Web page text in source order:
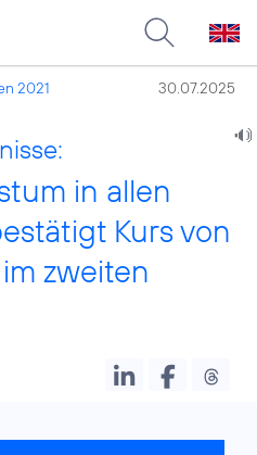
2021 30.07.2025
in allen
Kurs von
zweiten